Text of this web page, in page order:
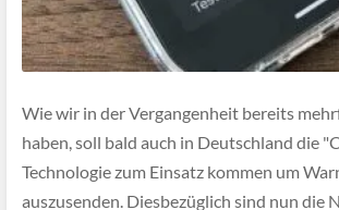
Wie wir in der Vergangenheit bereits
haben, soll bald auch in Deutschland die
Technologie zum Einsatz kommen um
auszusenden. Diesbezüglich sind nun die